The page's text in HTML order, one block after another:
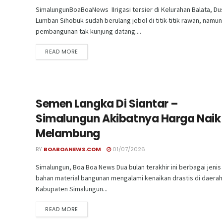
SimalungunBoaBoaNews IIrigasi tersier di Kelurahan Balata,
Lumban Sihobuk sudah berulang jebol di titik-titik rawan, namun
pembangunan tak kunjung datang....
READ MORE
Semen Langka Di Siantar –
Simalungun Akibatnya Harga Naik
Melambung
BY BOABOANEWS.COM 01/07/2026
Simalungun, Boa Boa News Dua bulan terakhir ini berbagai jenis
bahan material bangunan mengalami kenaikan drastis di daerah
Kabupaten Simalungun...
READ MORE